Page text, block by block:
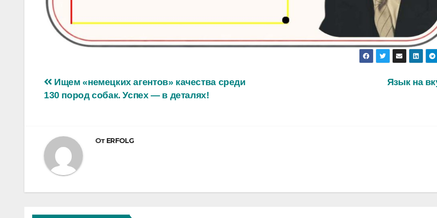
Навигация
Язык на
Ищем «немецких агентов» качества среди
130 пород собак. Успех — в деталях!
От ERFOLG